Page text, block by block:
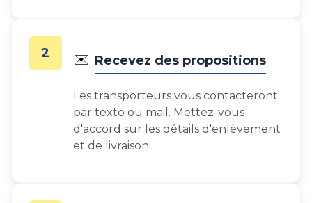
2 ✉️ Recevez des propositions
Les transporteurs vous contacteront
par texto ou mail. Mettez-vous
d'accord sur les détails d'enlèvement
et de livraison.